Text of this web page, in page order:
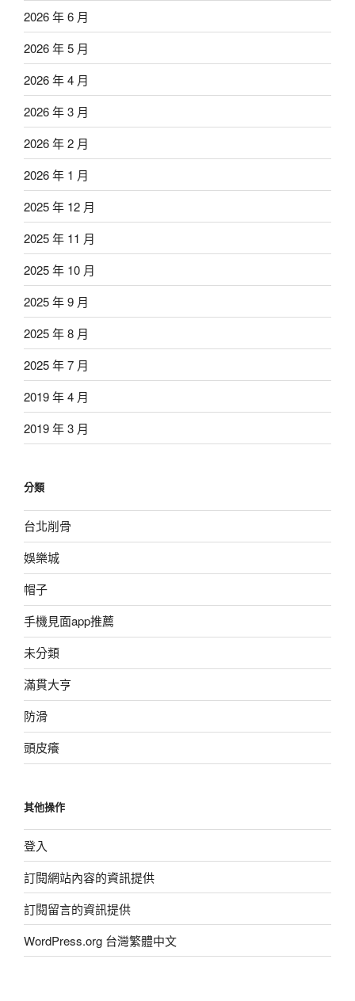
2026 年 6 月
2026 年 5 月
2026 年 4 月
2026 年 3 月
2026 年 2 月
2026 年 1 月
2025 年 12 月
2025 年 11 月
2025 年 10 月
2025 年 9 月
2025 年 8 月
2025 年 7 月
2019 年 4 月
2019 年 3 月
分類
台北削骨
娛樂城
帽子
手機見面app推薦
未分類
滿貫大亨
防滑
頭皮癢
其他操作
登入
訂閱網站內容的資訊提供
訂閱留言的資訊提供
WordPress.org 台灣繁體中文